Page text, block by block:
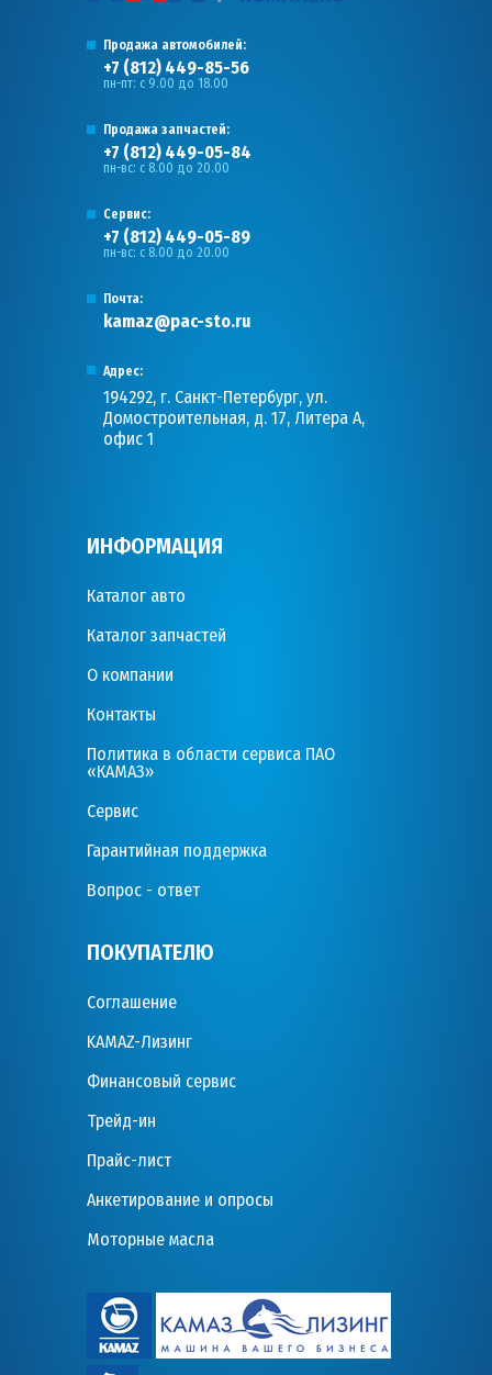
Продажа автомобилей:
+7 (812) 449-85-56
пн-пт: с 9.00 до 18.00
Продажа запчастей:
+7 (812) 449-05-84
пн-вс: с 8.00 до 20.00
Сервис:
+7 (812) 449-05-89
пн-вс: с 8.00 до 20.00
Почта:
kamaz@pac-sto.ru
Адрес:
194292, г. Санкт-Петербург, ул.
Домостроительная, д. 17, Литера А,
офис 1
ИНФОРМАЦИЯ
Каталог авто
Каталог запчастей
О компании
Контакты
Политика в области сервиса ПАО
«КАМАЗ»
Сервис
Гарантийная поддержка
Вопрос - ответ
ПОКУПАТЕЛЮ
Соглашение
KAMAZ-Лизинг
Финансовый сервис
Трейд-ин
Прайс-лист
Анкетирование и опросы
Моторные масла